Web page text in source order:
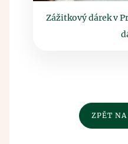
Zážitkový dárek v
ZPĚT